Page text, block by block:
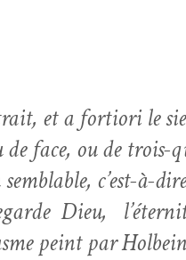
et a for­tiori le
de face, ou de
c’est-à-
Dieu,
peint par